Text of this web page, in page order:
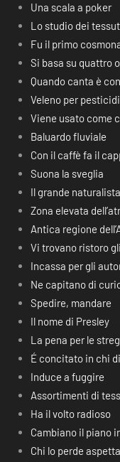
Una scala a poker
Lo studio dei
Fu il primo
Si basa su quattro
Quando canta è
Veleno per
Viene usato come
Baluardo fluviale
Con il caffè fa il
Suona la sveglia
Il grande
Zona elevata
Antica regione
Vi trovano ristoro
Incassa per gli
Ne capitano di
Spedire, mandare
Il nome di Presley
La pena per le
É concitato in chi
Induce a fuggire
Assortimenti di
Ha il volto radioso
Cambiano il piano
Chi lo perde